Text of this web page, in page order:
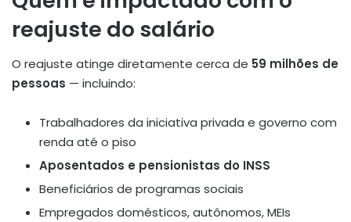
reajuste do salário
O reajuste atinge diretamente cerca de 59 milhões de
pessoas — incluindo:
Trabalhadores da iniciativa privada e governo com
renda até o piso
Aposentados e pensionistas do INSS
Beneficiários de programas sociais
Empregados domésticos, autônomos, MEIs